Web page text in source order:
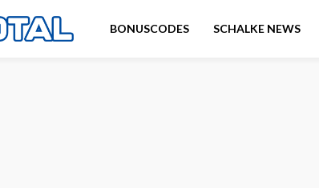
BONUSCODES SCHALKE NEWS